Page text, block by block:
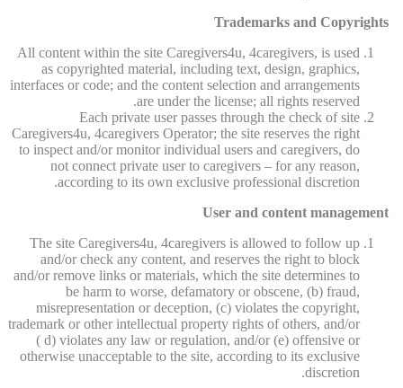
Trademarks and Copyrights
All content within the site Caregivers4u, 4caregivers, is used
as copyrighted material, including text, design, graphics,
interfaces or code; and the content selection and arrangements
are under the license; all rights reserved.
Each private user passes through the check of site
Caregivers4u, 4caregivers Operator; the site reserves the right
to inspect and/or monitor individual users and caregivers, do
not connect private user to caregivers – for any reason,
according to its own exclusive professional discretion.
User and content management
The site Caregivers4u, 4caregivers is allowed to follow up
and/or check any content, and reserves the right to block
and/or remove links or materials, which the site determines to
be harm to worse, defamatory or obscene, (b) fraud,
misrepresentation or deception, (c) violates the copyright,
trademark or other intellectual property rights of others, and/or
( d) violates any law or regulation, and/or (e) offensive or
otherwise unacceptable to the site, according to its exclusive
discretion.